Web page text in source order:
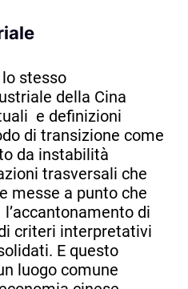
stesso
della Cina
e definizioni
di transizione come
da instabilità
trasversali che
messe a punto che
di
criteri interpretativi
E questo
luogo comune